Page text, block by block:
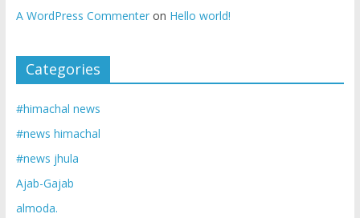
A WordPress Commenteron Hello world!
Categories
#himachal news
#news himachal
#news jhula
Ajab-Gajab
almoda.